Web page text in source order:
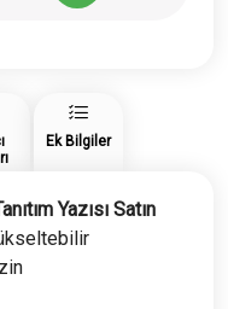
Ek Bilgiler
Yazısı Satın